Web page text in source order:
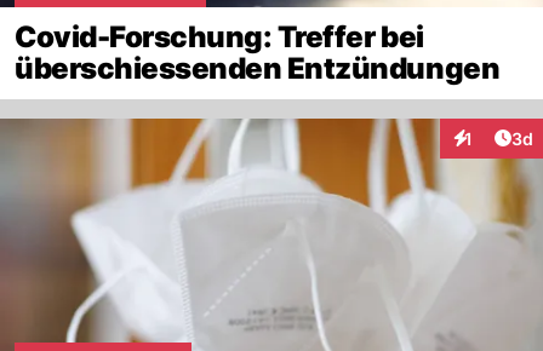
Covid-Forschung: Treffer bei
überschiessenden Entzündungen
1 3d